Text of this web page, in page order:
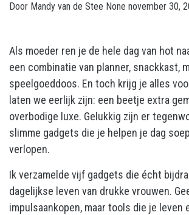
Door Mandy van de Stee None november 30,
Als moeder ren je de hele dag van hot
een combinatie van planner, snackkast,
speelgoeddoos. En toch krijg je alles
laten we eerlijk zijn: een beetje extra
overbodige luxe. Gelukkig zijn er
slimme gadgets die je helpen je dag
verlopen.
Ik verzamelde vijf gadgets die écht
dagelijkse leven van drukke vrouwen.
impulsaankopen, maar tools die je leven